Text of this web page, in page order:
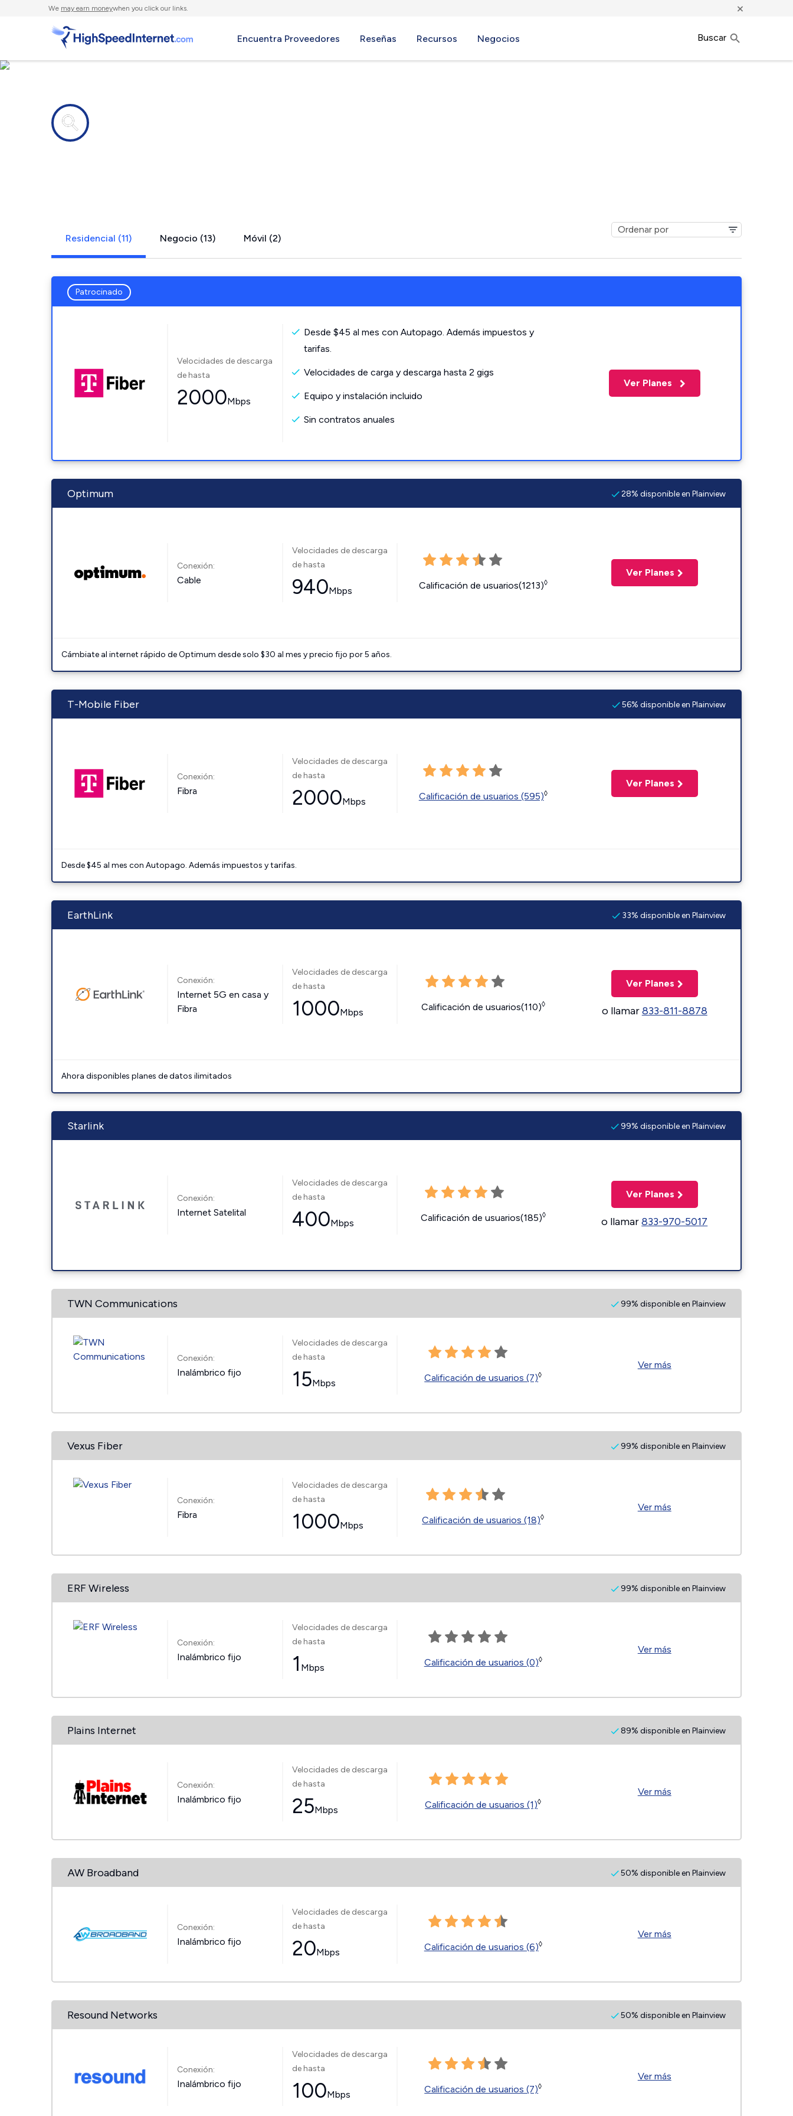
We may earn moneywhen you click our links. ×
Encuentra Proveedores Reseñas Recursos Negocios Buscar
Residencial (11) Negocio (13) Móvil (2)
Patrocinado
Velocidades de descarga
de hasta
2000Mbps
Desde $45 al mes con Autopago. Además impuestos y
tarifas.
Velocidades de carga y descarga hasta 2 gigs
Equipo y instalación incluido
Sin contratos anuales
Ver Planes
Optimum 28% disponible en Plainview
Conexión:
Cable
Velocidades de descarga
de hasta
940Mbps Calificación de usuarios(1213)◊
Ver Planes
Cámbiate al internet rápido de Optimum desde solo $30 al mes y precio fijo por 5 años.
T-Mobile Fiber 56% disponible en Plainview
Conexión:
Fibra
Velocidades de descarga
de hasta
2000Mbps Calificación de usuarios (595)◊
Ver Planes
Desde $45 al mes con Autopago. Además impuestos y tarifas.
EarthLink 33% disponible en Plainview
Conexión:
Internet 5G en casa y
Fibra
Velocidades de descarga
de hasta
1000Mbps Calificación de usuarios(110)◊
Ver Planes
o llamar833-811-8878
Ahora disponibles planes de datos ilimitados
Starlink 99% disponible en Plainview
Conexión:
Internet Satelital
Velocidades de descarga
de hasta
400Mbps Calificación de usuarios(185)◊
Ver Planes
o llamar833-970-5017
TWN Communications 99% disponible en Plainview
Conexión:
Inalámbrico fijo
Velocidades de descarga
de hasta
15Mbps Calificación de usuarios (7)◊
Ver más
Vexus Fiber 99% disponible en Plainview
Conexión:
Fibra
Velocidades de descarga
de hasta
1000Mbps Calificación de usuarios (18)◊
Ver más
ERF Wireless 99% disponible en Plainview
Conexión:
Inalámbrico fijo
Velocidades de descarga
de hasta
1 Mbps Calificación de usuarios (0)◊
Ver más
Plains Internet 89% disponible en Plainview
Conexión:
Inalámbrico fijo
Velocidades de descarga
de hasta
25Mbps Calificación de usuarios (1)◊
Ver más
AW Broadband 50% disponible en Plainview
Conexión:
Inalámbrico fijo
Velocidades de descarga
de hasta
20Mbps Calificación de usuarios (6)◊
Ver más
Resound Networks 50% disponible en Plainview
Conexión:
Inalámbrico fijo
Velocidades de descarga
de hasta
100Mbps Calificación de usuarios (7)◊
Ver más